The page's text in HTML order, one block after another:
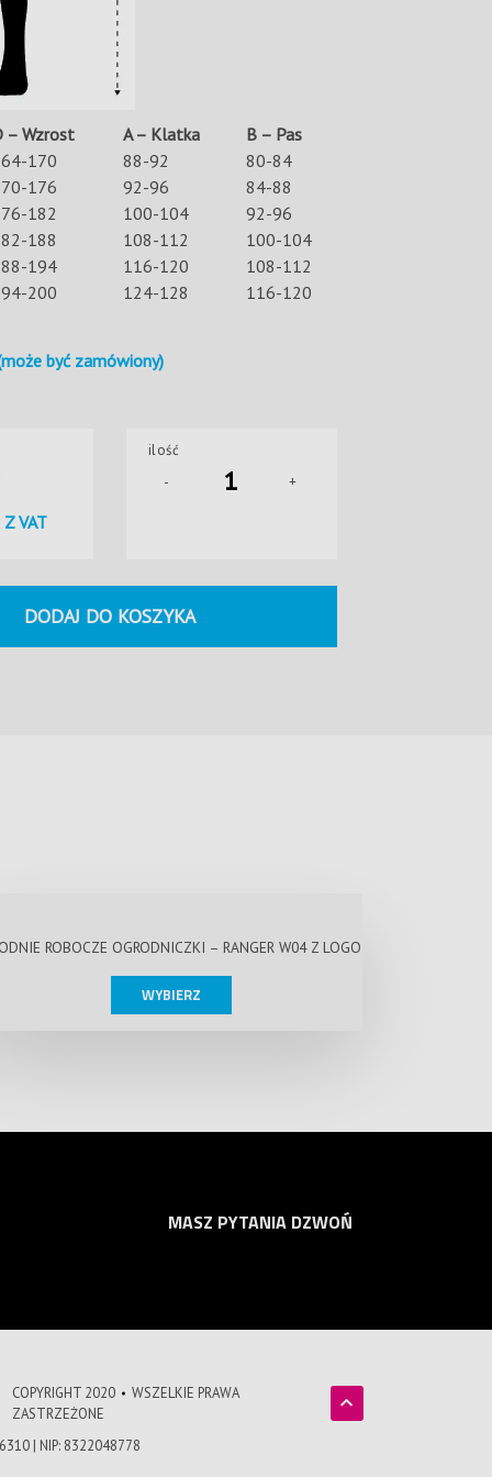
– Wzrost A – Klatka
B – Pas
170
88-92
80-84
176
92-96
84-88
182
100-104
92-96
188
108-112
100-104
194
116-120
108-112
200
124-128 116-120
być zamówiony)
Z VAT
ilość
-
+
DODAJ DO KOSZYKA
ROBOCZE OGRODNICZKI – RANGER W04 Z LOGO
WYBIERZ
MASZ PYTANIA DZWOŃ
COPYRIGHT 2020
WSZELKIE PRAWA
ZASTRZEŻONE
| NIP: 8322048778